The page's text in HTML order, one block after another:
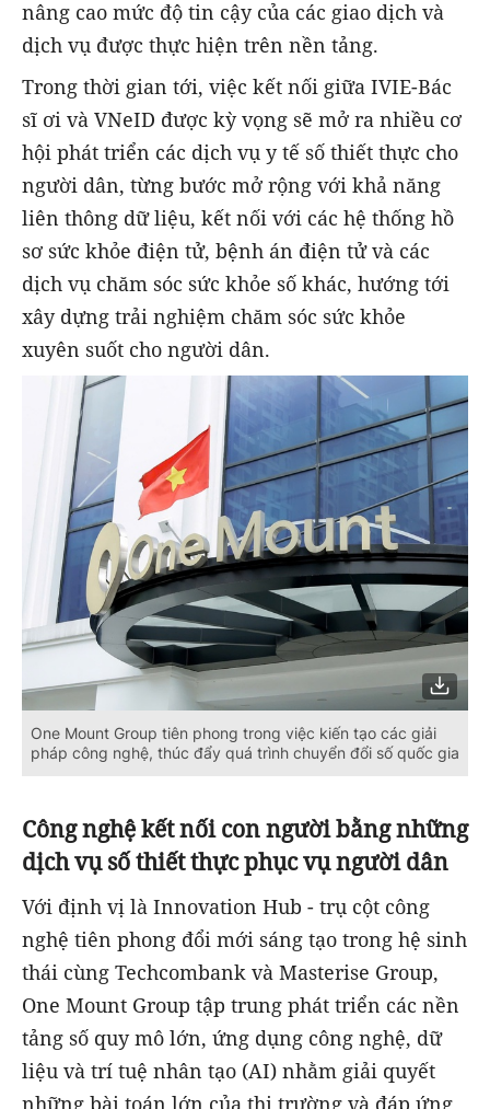
nâng cao mức độ tin cậy của các giao dịch và
dịch vụ được thực hiện trên nền tảng.
Trong thời gian tới, việc kết nối giữa IVIE-Bác
sĩ ơi và VNeID được kỳ vọng sẽ mở ra nhiều cơ
hội phát triển các dịch vụ y tế số thiết thực cho
người dân, từng bước mở rộng với khả năng
liên thông dữ liệu, kết nối với các hệ thống hồ
sơ sức khỏe điện tử, bệnh án điện tử và các
dịch vụ chăm sóc sức khỏe số khác, hướng tới
xây dựng trải nghiệm chăm sóc sức khỏe
xuyên suốt cho người dân.
One Mount Group tiên phong trong việc kiến tạo các giải
pháp công nghệ, thúc đẩy quá trình chuyển đổi số quốc gia
Công nghệ kết nối con người bằng những
dịch vụ số thiết thực phục vụ người dân
Với định vị là Innovation Hub - trụ cột công
nghệ tiên phong đổi mới sáng tạo trong hệ sinh
thái cùng Techcombank và Masterise Group,
One Mount Group tập trung phát triển các nền
tảng số quy mô lớn, ứng dụng công nghệ, dữ
liệu và trí tuệ nhân tạo (AI) nhằm giải quyết
những bài toán lớn của thị trường và đáp ứng